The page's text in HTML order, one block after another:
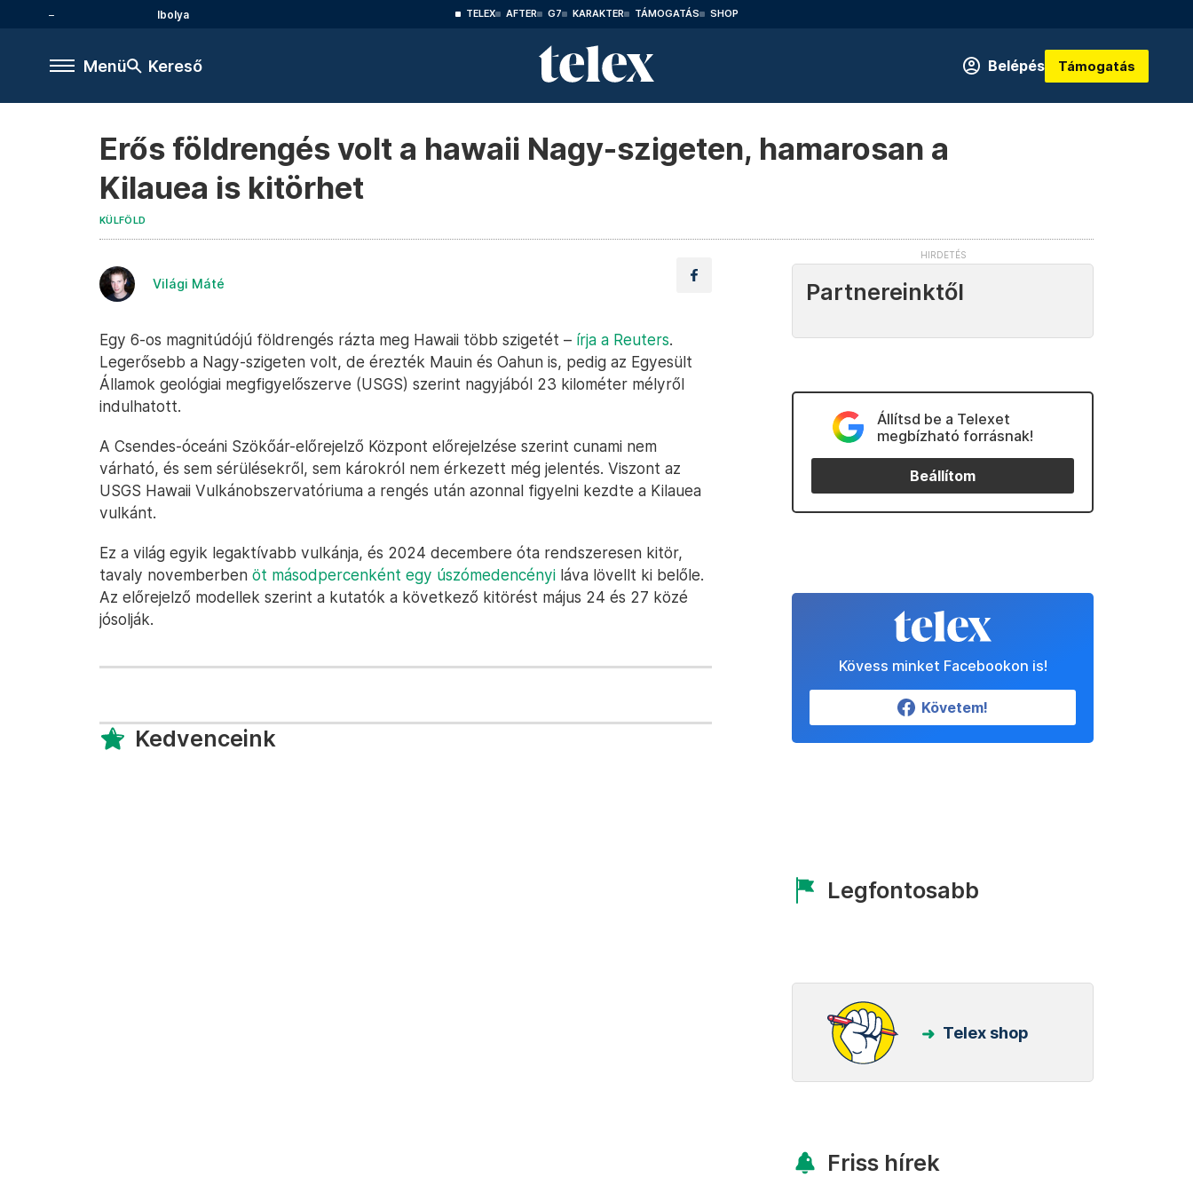
Ibolya TELEX AFTER G7 KARAKTER TÁMOGATÁS SHOP
Menü Kereső Belépés Támogatás
Erős földrengés volt a hawaii Nagy-szigeten, hamarosan a
Kilauea is kitörhet
KÜLFÖLD
Világi Máté
Egy 6-os magnitúdójú földrengés rázta meg Hawaii több szigetét – írja a Reuters.
Legerősebb a Nagy-szigeten volt, de érezték Mauin és Oahun is, pedig az Egyesült
Államok geológiai megfigyelőszerve (USGS) szerint nagyjából 23 kilométer mélyről
indulhatott.
A Csendes-óceáni Szökőár-előrejelző Központ előrejelzése szerint cunami nem
várható, és sem sérülésekről, sem károkról nem érkezett még jelentés. Viszont az
USGS Hawaii Vulkánobszervatóriuma a rengés után azonnal figyelni kezdte a Kilauea
vulkánt.
Ez a világ egyik legaktívabb vulkánja, és 2024 decembere óta rendszeresen kitör,
tavaly novemberben öt másodpercenként egy úszómedencényi láva lövellt ki belőle.
Az előrejelző modellek szerint a kutatók a következő kitörést május 24 és 27 közé
jósolják.
Kedvenceink
Partnereinktől
Állítsd be a Telexet
megbízható forrásnak!
Beállítom
Kövess minket Facebookon is!
Követem!
Legfontosabb
Telex shop
Friss hírek